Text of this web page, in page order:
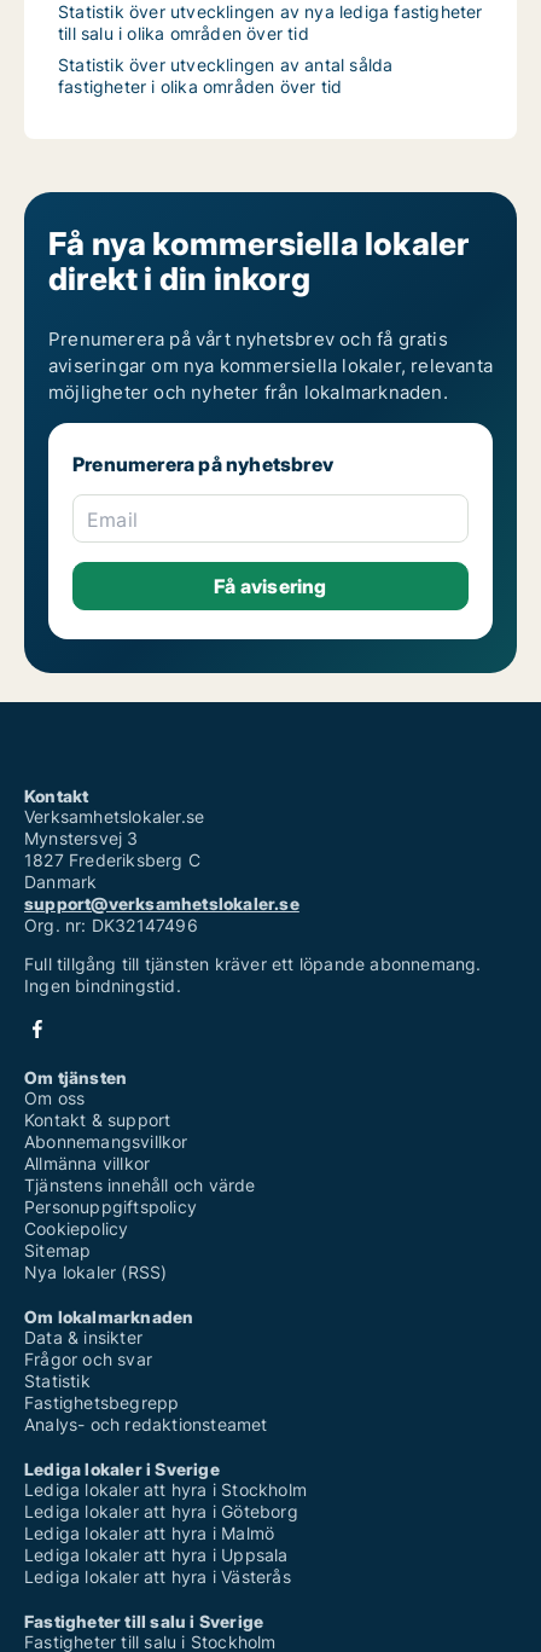
Statistik över utvecklingen av nya lediga fastigheter
till salu i olika områden över tid
Statistik över utvecklingen av antal sålda
fastigheter i olika områden över tid
Få nya kommersiella lokaler
direkt i din inkorg
Prenumerera på vårt nyhetsbrev och få gratis
aviseringar om nya kommersiella lokaler, relevanta
möjligheter och nyheter från lokalmarknaden.
Prenumerera på nyhetsbrev
Email
Kontakt
Verksamhetslokaler.se
Mynstersvej 3
1827 Frederiksberg C
Danmark
support@verksamhetslokaler.se
Org. nr: DK32147496
Full tillgång till tjänsten kräver ett löpande abonnemang.
Ingen bindningstid.
Om tjänsten
Om oss
Kontakt & support
Abonnemangsvillkor
Allmänna villkor
Tjänstens innehåll och värde
Personuppgiftspolicy
Cookiepolicy
Sitemap
Nya lokaler (RSS)
Om lokalmarknaden
Data & insikter
Frågor och svar
Statistik
Fastighetsbegrepp
Analys- och redaktionsteamet
Lediga lokaler i Sverige
Lediga lokaler att hyra i Stockholm
Lediga lokaler att hyra i Göteborg
Lediga lokaler att hyra i Malmö
Lediga lokaler att hyra i Uppsala
Lediga lokaler att hyra i Västerås
Fastigheter till salu i Sverige
Fastigheter till salu i Stockholm